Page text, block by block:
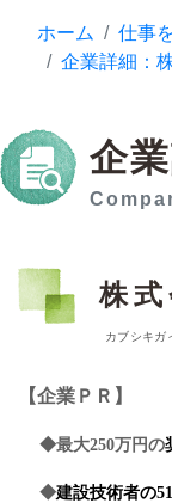
ホーム 仕事
企業詳細：
企
株
カブシキガ
【企業ＰＲ】
◆最大250万円の
◆建設技術者の